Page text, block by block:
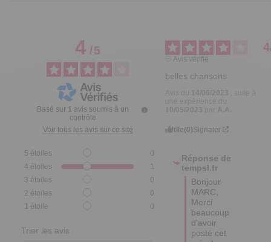
4/5
Basé sur 1 avis soumis à un
contrôle
Voir tous les avis sur ce site
5 étoiles
0
4 étoiles
1
3 étoiles
0
2 étoiles
0
1 étoile 0
Trier les avis
4
Avis vérifié
belles chansons
14/06/2023
une expérience du
10/05/2023
par A.A.
Utile(0)Signaler
Réponse de
tempsl.fr
Bonjour
MARC,
Merci
beaucoup
d'avoir
posté cet